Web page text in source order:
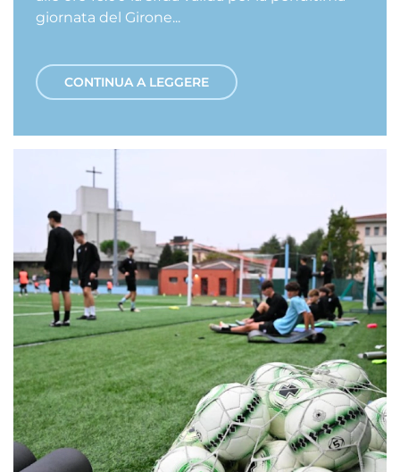
giornata del Girone...
CONTINUA A LEGGERE